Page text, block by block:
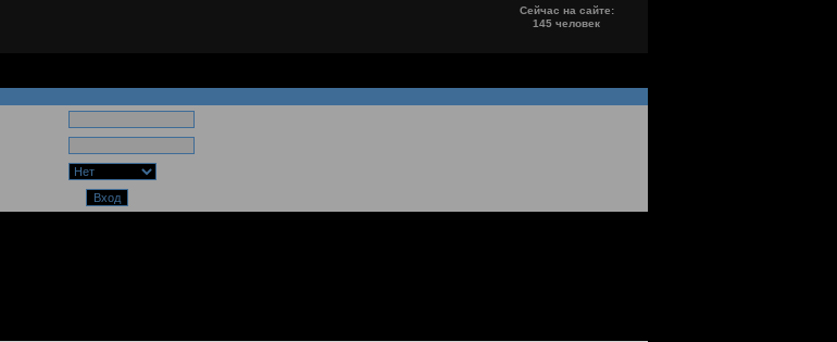
Сейчас на сайте:
145 человек